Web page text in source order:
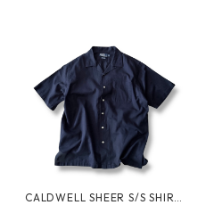
CALDWELL SHEER S/S SHIRT